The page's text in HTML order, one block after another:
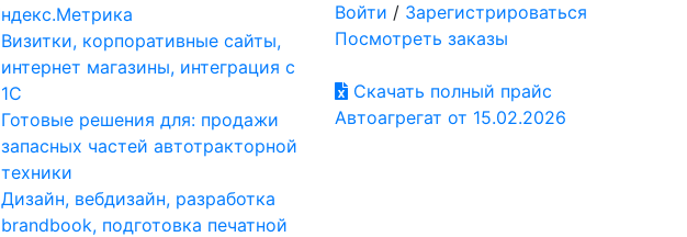
Визитки, корпоративные сайты,
интернет магазины, интеграция с
1С
Готовые решения для: продажи
запасных частей автотракторной
техники
Дизайн, вебдизайн, разработка
brandbook, подготовка печатной
Войти / Зарегистрироваться
Посмотреть заказы
Скачать полный прайс
Автоагрегат от 15.02.2026